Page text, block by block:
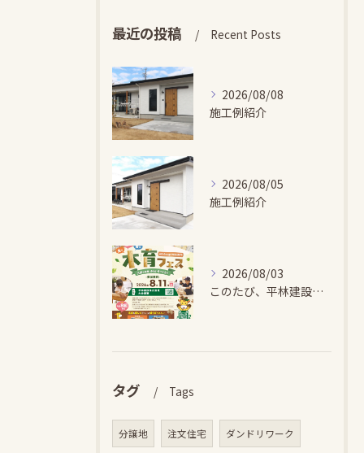
最近の投稿 Recent Posts
2026/08/08
施工例紹介
2026/08/05
施工例紹介
2026/08/03
このたび、平林建設では、お子さまが木とふれあい・木について学...
タグ Tags
分譲地 注文住宅 ダンドリワーク